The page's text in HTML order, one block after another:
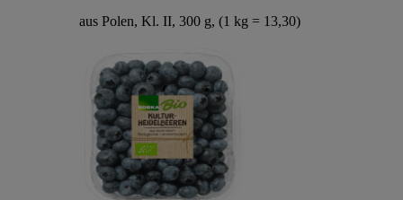
aus Polen, Kl. II, 300 g, (1 kg = 13,30)